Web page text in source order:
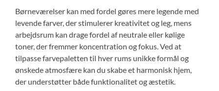
Børneværelser kan med fordel gøres mere legende med
levende farver, der stimulerer kreativitet og leg, mens
arbejdsrum kan drage fordel af neutrale eller kølige
toner, der fremmer koncentration og fokus. Ved at
tilpasse farvepaletten til hver rums unikke formål og
ønskede atmosfære kan du skabe et harmonisk hjem,
der understøtter både funktionalitet og æstetik.